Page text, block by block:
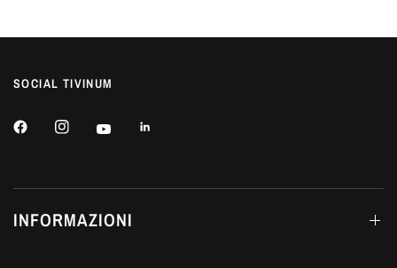
SOCIAL TIVINUM
INFORMAZIONI